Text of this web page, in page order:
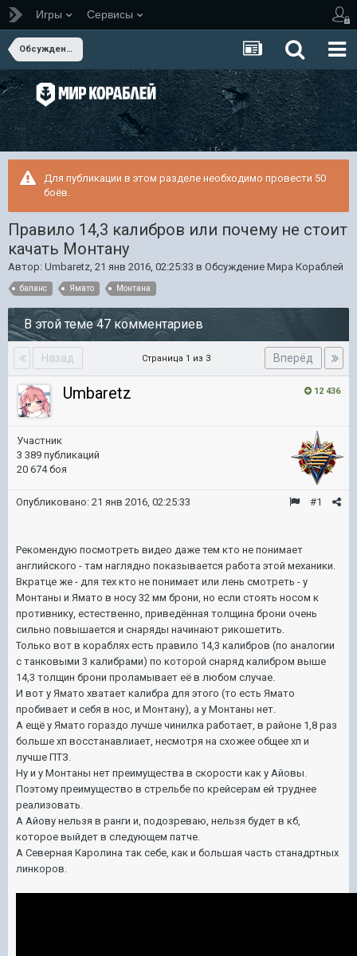
Игры Сервисы
Обсуждение Мира Кораблей
Для публикации в этом разделе необходимо провести 50
боёв.
Правило 14,3 калибров или почему не стоит
качать Монтану
Автор: Umbaretz, 21 янв 2016, 02:25:33 в Обсуждение Мира Кораблей
баланс Ямато Монтана
В этой теме 47 комментариев
Назад Вперёд
Страница 1 из 3
12 436
Umbaretz
Участник
3 389 публикаций
20 674 боя
#1
Опубликовано: 21 янв 2016, 02:25:33
Рекомендую посмотреть видео даже тем кто не понимает
английского - там наглядно показывается работа этой механики.
Вкратце же - для тех кто не понимает или лень смотреть - у
Монтаны и Ямато в носу 32 мм брони, но если стоять носом к
противнику, естественно, приведённая толщина брони очень
сильно повышается и снаряды начинают рикошетить.
Только вот в кораблях есть правило 14,3 калибров (по аналогии
с танковыми 3 калибрами) по которой снаряд калибром выше
14,3 толщин брони проламывает её в любом случае.
И вот у Ямато хватает калибра для этого (то есть Ямато
пробивает и себя в нос, и Монтану), а у Монтаны нет.
А ещё у Ямато гораздо лучше чинилка работает, в районе 1,8 раз
больше хп восстанавлиает, несмотря на схожее общее хп и
лучше ПТЗ.
Ну и у Монтаны нет преимущества в скорости как у Айовы.
Поэтому преимущество в стрельбе по крейсерам ей труднее
реализовать.
А Айову нельзя в ранги и, подозреваю, нельзя будет в кб,
которое выйдет в следующем патче.
А Северная Каролина так себе, как и большая часть станадртных
линкоров.